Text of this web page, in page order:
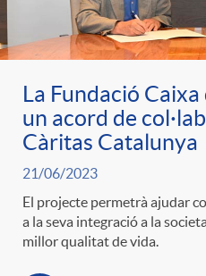
r
a
S
a
p
e
r
c
e
n
i
d
l
c
a
d
La Fundació Caixa
un acord de
Càritas Catalunya
21/06/2023
El projecte permetrà ajudar
a la seva integració a la
millor qualitat de vida.